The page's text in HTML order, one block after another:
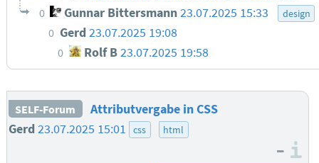
0 Gunnar Bittersmann23.07.2025 15:33 design
0 Gerd 23.07.2025 19:08
0 Rolf B 23.07.2025 19:58
SELF-Forum
Attributvergabe in CSS
Gerd 23.07.2025 15:01 css html
–